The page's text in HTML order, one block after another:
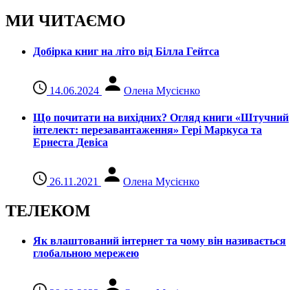
МИ ЧИТАЄМО
Добірка книг на літо від Білла Гейтса
14.06.2024 Олена Мусієнко
Що почитати на вихідних? Огляд книги «Штучний
інтелект: перезавантаження» Гері Маркуса та
Ернеста Девіса
26.11.2021 Олена Мусієнко
ТЕЛЕКОМ
Як влаштований інтернет та чому він називається
глобальною мережею